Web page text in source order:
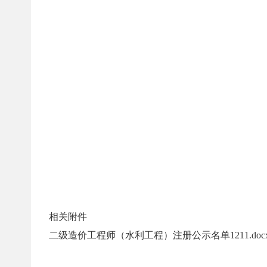
相关附件
二级造价工程师（水利工程）注册公示名单